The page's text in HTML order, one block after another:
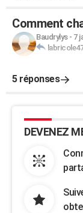
Comment
Baudrylys- 7
labricole47
5 réponses
DEVENEZ